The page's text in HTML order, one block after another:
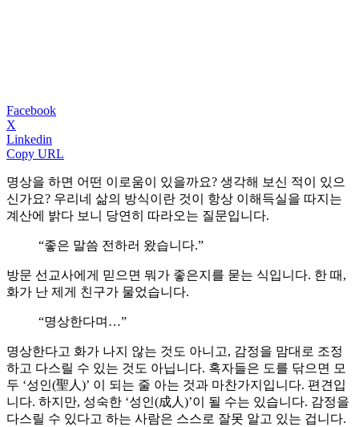
Facebook
X
Linkedin
Copy URL
명상을 하면 어떤 이로움이 있을까요? 생각해 보신 적이 있으
신가요? 우리네 삶의 방식이란 것이 항상 이해득실을 따지는
계산에 밝다 보니 당연히 따라오는 질문입니다.
“좋은 말씀 전하러 왔습니다.”
방문 선교사에게 믿으면 뭐가 좋은지를 묻는 식입니다. 한 때,
화가 난 제게 친구가 물었습니다.
“명상한다며…”
명상한다고 화가 나지 않는 것도 아니고, 감정을 맘대로 조정
하고 다스릴 수 있는 것도 아닙니다. 혹자들은 도를 닦으면 모
두 ‘성인(聖人)’ 이 되는 줄 아는 것과 마찬가지입니다. 편견입
니다. 하지만, 성숙한 ‘성인(成人)’이 될 수는 있습니다. 감정을
다스릴 수 있다고 하는 사람은 스스로 잘못 알고 있는 겁니다.